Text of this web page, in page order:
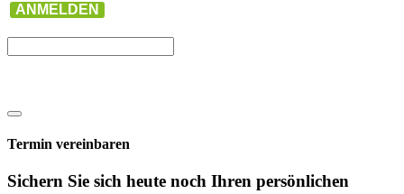
ANMELDEN
Termin vereinbaren
Sichern Sie sich heute noch Ihren persönlichen